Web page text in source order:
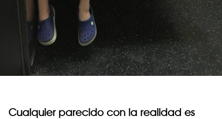
Cualquier parecido con la realidad es